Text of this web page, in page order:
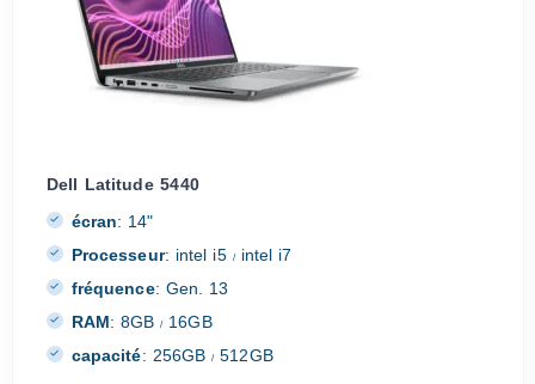
Dell Latitude 5440
écran: 14"
Processeur: intel i5 /intel i7
fréquence: Gen. 13
RAM: 8GB/ 16GB
capacité: 256GB/ 512GB